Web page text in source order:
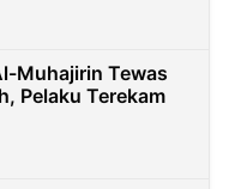
Muhajirin Tewas
Pelaku Terekam